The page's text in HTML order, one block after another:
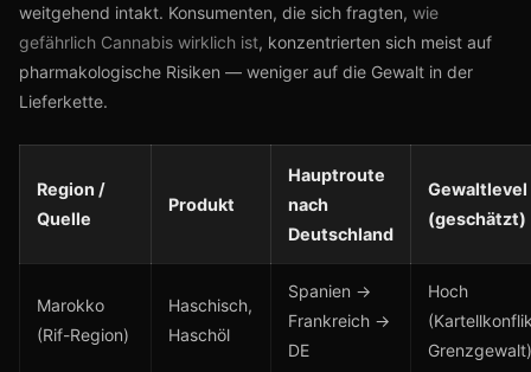
weitgehend intakt. Konsumenten, die sich fragten, wie
gefährlich Cannabis wirklich ist, konzentrierten sich meist auf
pharmakologische Risiken — weniger auf die Gewalt in der
Lieferkette.
Region /
Quelle
Produkt
Hauptroute
nach
Deutschland
Gewaltlevel
(geschätzt)
Marokko
(Rif-Region)
Haschisch,
Haschöl
Spanien →
Frankreich →
DE
Hoch
Grenzgewalt)